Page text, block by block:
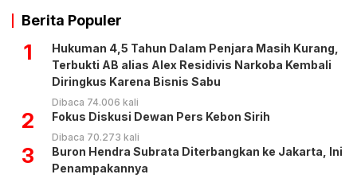
Berita Populer
1
Hukuman 4,5 Tahun Dalam Penjara Masih Kurang,
Terbukti AB alias Alex Residivis Narkoba Kembali
Diringkus Karena Bisnis Sabu
Dibaca 74.006 kali
2 Fokus Diskusi Dewan Pers Kebon Sirih
Dibaca 70.273 kali
3
Buron Hendra Subrata Diterbangkan ke Jakarta, Ini
Penampakannya